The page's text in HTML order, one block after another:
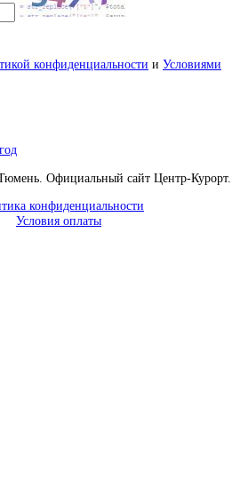
конфиденциальности и Условиями
Официальный сайт Центр-Курорт.
конфиденциальности
Условия оплаты